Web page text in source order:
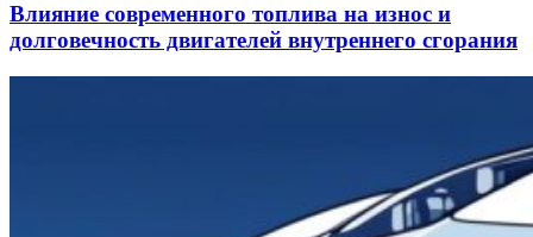
Влияние современного топлива на износ и
долговечность двигателей внутреннего сгорания